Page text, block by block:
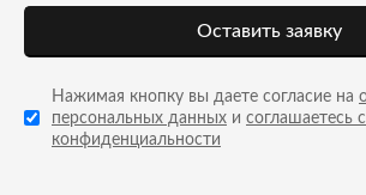
Оставить заявку
Нажимая кнопку вы даете согласие на
персональных данных и соглашаетесь
конфиденциальности